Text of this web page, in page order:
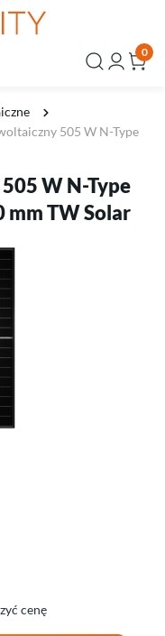
0
505 W N-Type
W N-Type
mm TW Solar
cenę